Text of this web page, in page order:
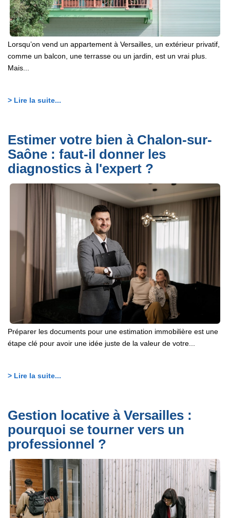
Lorsqu’on vend un appartement à Versailles, un extérieur privatif,
comme un balcon, une terrasse ou un jardin, est un vrai plus.
Mais...
> Lire la suite...
Estimer votre bien à Chalon-sur-
Saône : faut-il donner les
diagnostics à l'expert ?
Préparer les documents pour une estimation immobilière est une
étape clé pour avoir une idée juste de la valeur de votre...
> Lire la suite...
Gestion locative à Versailles :
pourquoi se tourner vers un
professionnel ?